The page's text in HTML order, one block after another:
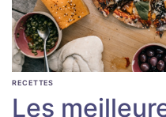
RECETTES
Les